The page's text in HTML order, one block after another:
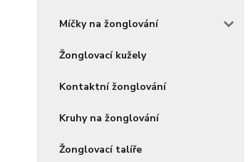
Míčky na žonglování
Žonglovací kužely
Kontaktní žonglování
Kruhy na žonglování
Žonglovací talíře